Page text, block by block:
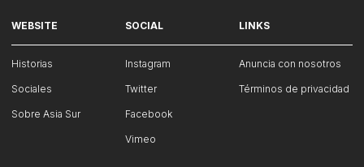
WEBSITE
Historias
Sociales
Sobre Asia Sur
SOCIAL
Instagram
Twitter
Facebook
Vimeo
LINKS
Anuncia con nosotros
Términos de privacidad